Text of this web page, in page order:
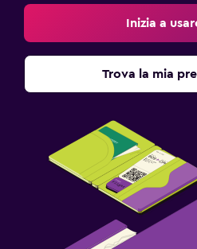
Inizia a
Trova la mia